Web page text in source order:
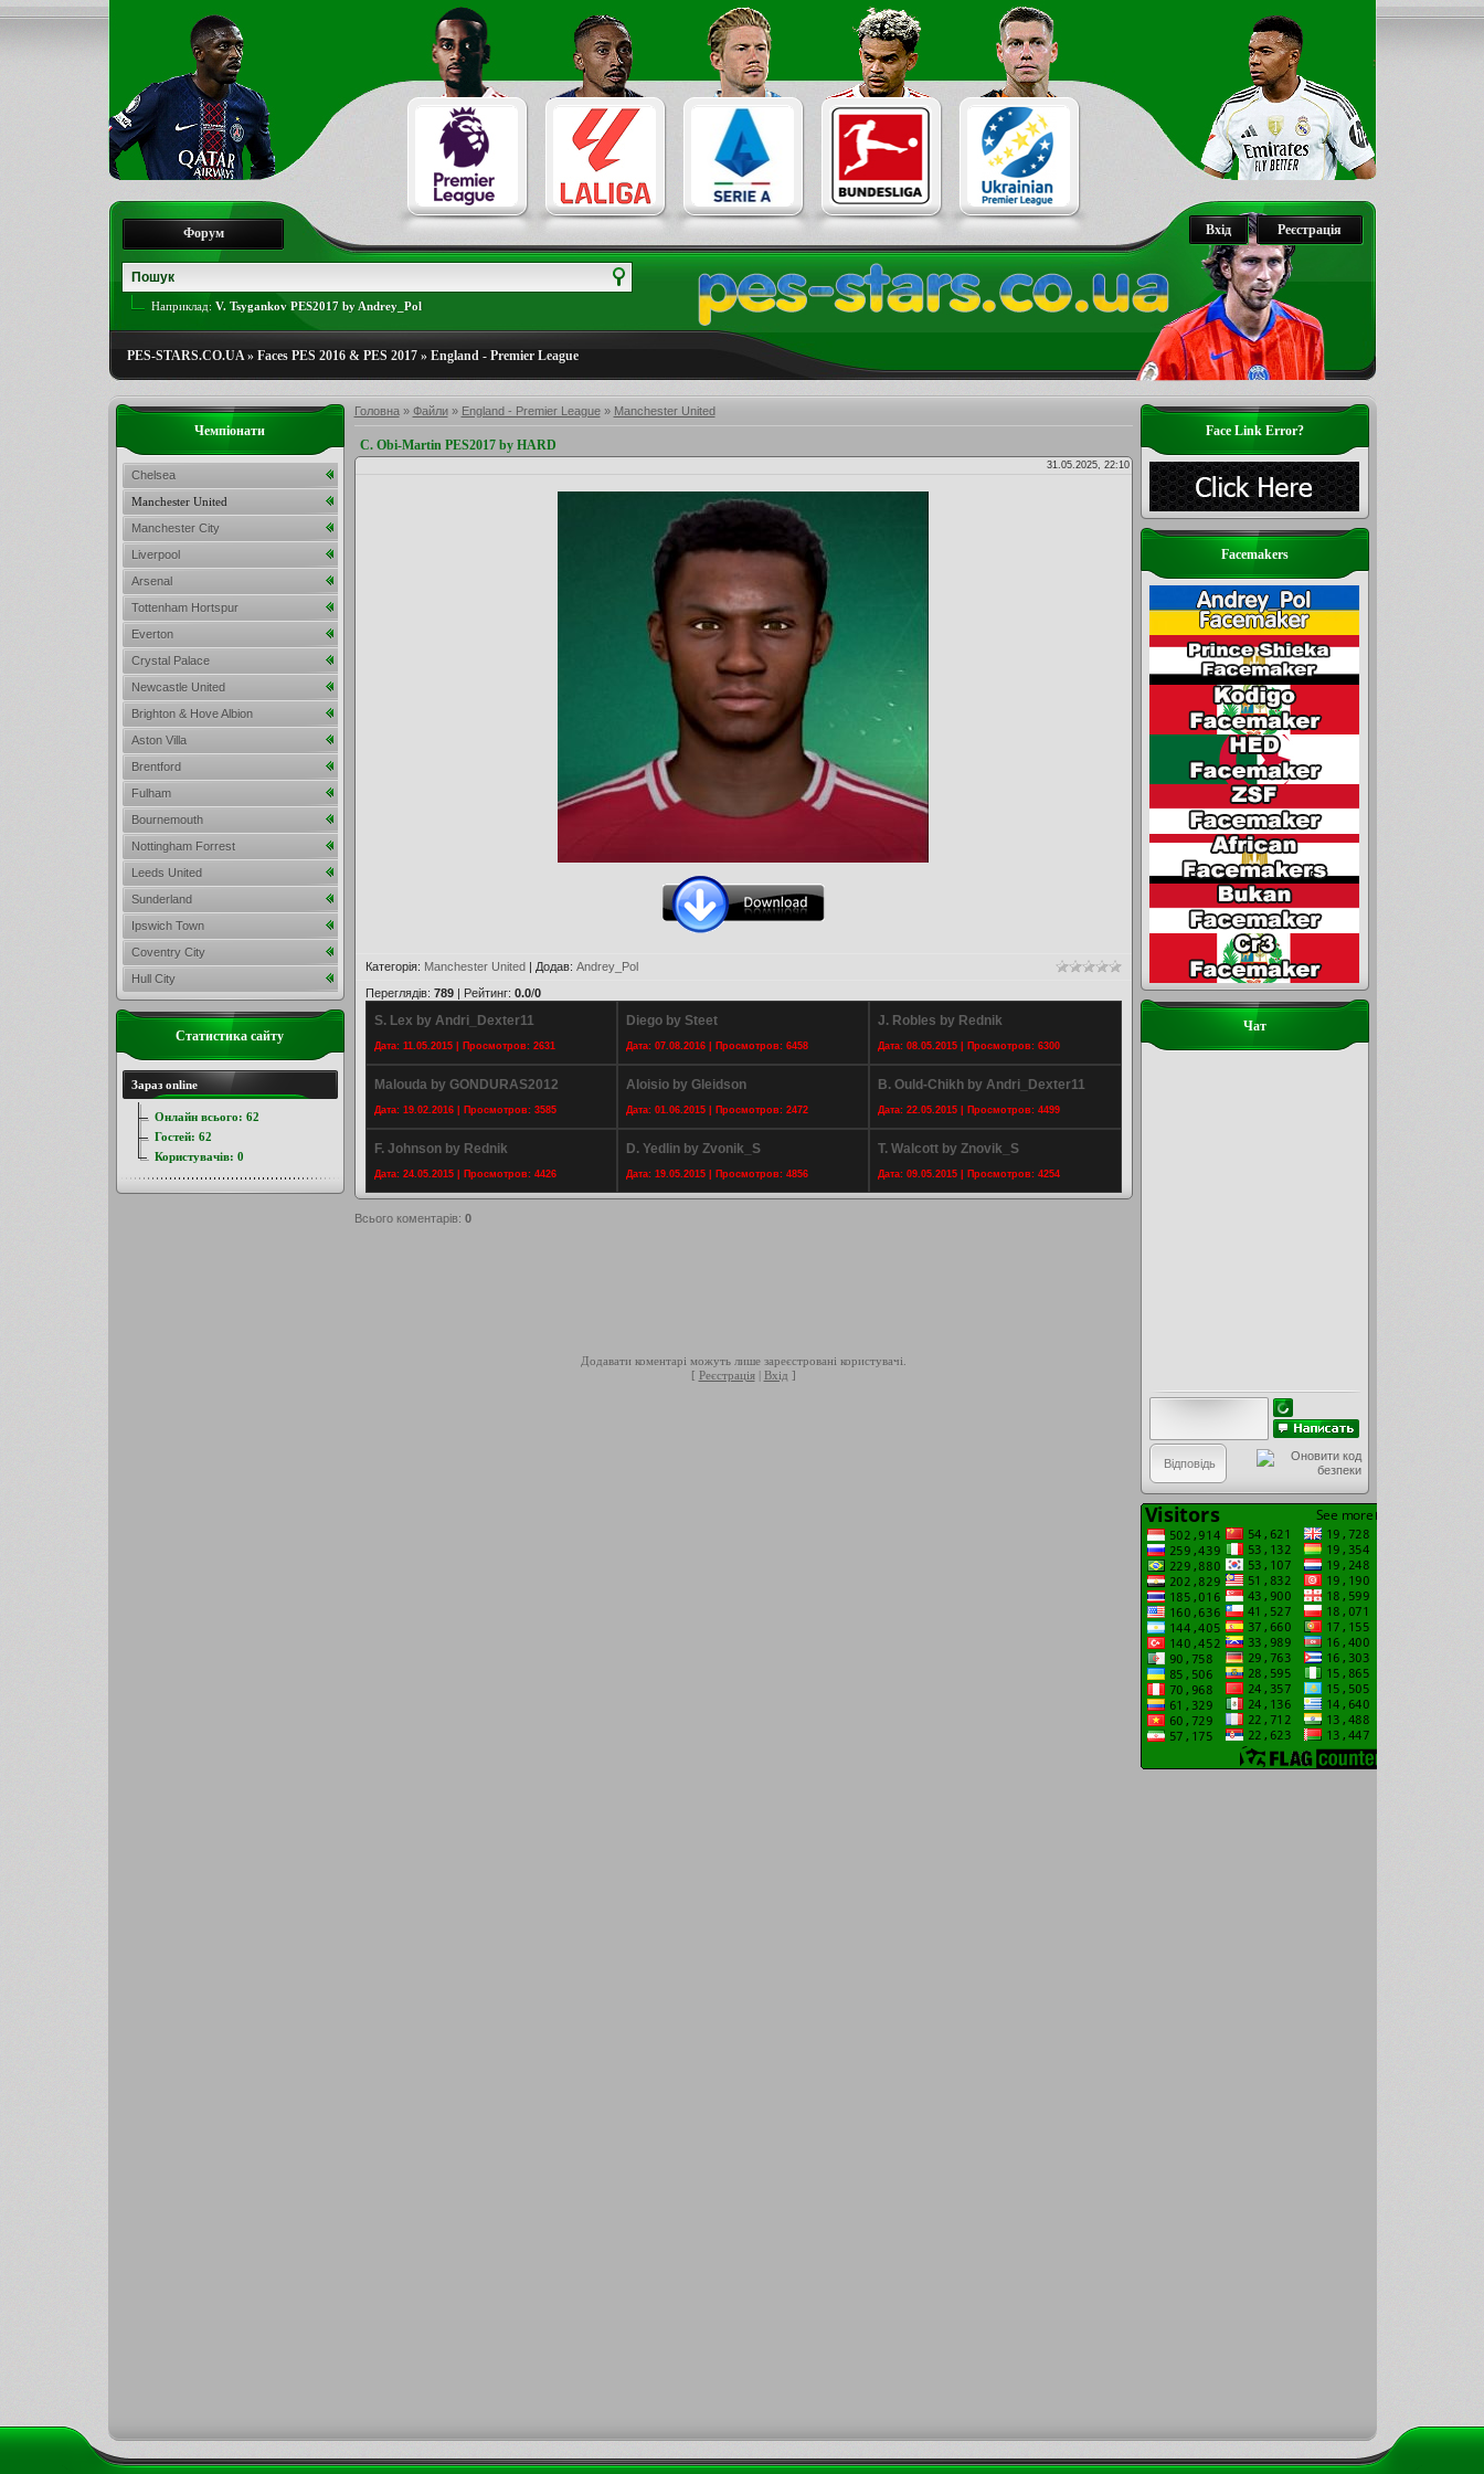
Реєстрація
Вхід
Форум
Наприклад: V. Tsygankov PES2017 by Andrey_Pol
PES-STARS.CO.UA» Faces PES 2016 & PES 2017» England - Premier League
Головна» Файли» England - Premier League» Manchester United
C. Obi-Martin PES2017 by HARD
31.05.2025, 22:10
Категорія: Manchester United| Додав: Andrey_Pol
Переглядів: 789| Рейтинг: 0.0/0
S. Lex by Andri_Dexter11
Дата: 11.05.2015 | Просмотров: 2631
Diego by Steet
Дата: 07.08.2016 | Просмотров: 6458
J. Robles by Rednik
Дата: 08.05.2015 | Просмотров: 6300
Malouda by GONDURAS2012
Дата: 19.02.2016 | Просмотров: 3585
Aloisio by Gleidson
Дата: 01.06.2015 | Просмотров: 2472
B. Ould-Chikh by Andri_Dexter11
Дата: 22.05.2015 | Просмотров: 4499
F. Johnson by Rednik
Дата: 24.05.2015 | Просмотров: 4426
D. Yedlin by Zvonik_S
Дата: 19.05.2015 | Просмотров: 4856
T. Walcott by Znovik_S
Дата: 09.05.2015 | Просмотров: 4254
Всього коментарів: 0
Додавати коментарі можуть лише зареєстровані користувачі.
[ Реєстрація| Вхід ]
Face Link Error?
Facemakers
Чат
Чемпіонати
Chelsea
Manchester United
Manchester City
Liverpool
Arsenal
Tottenham Hortspur
Everton
Crystal Palace
Newcastle United
Brighton & Hove Albion
Aston Villa
Brentford
Fulham
Bournemouth
Nottingham Forrest
Leeds United
Sunderland
Ipswich Town
Coventry City
Hull City
Статистика сайту
Зараз online
Онлайн всього: 62
Гостей: 62
Користувачів: 0